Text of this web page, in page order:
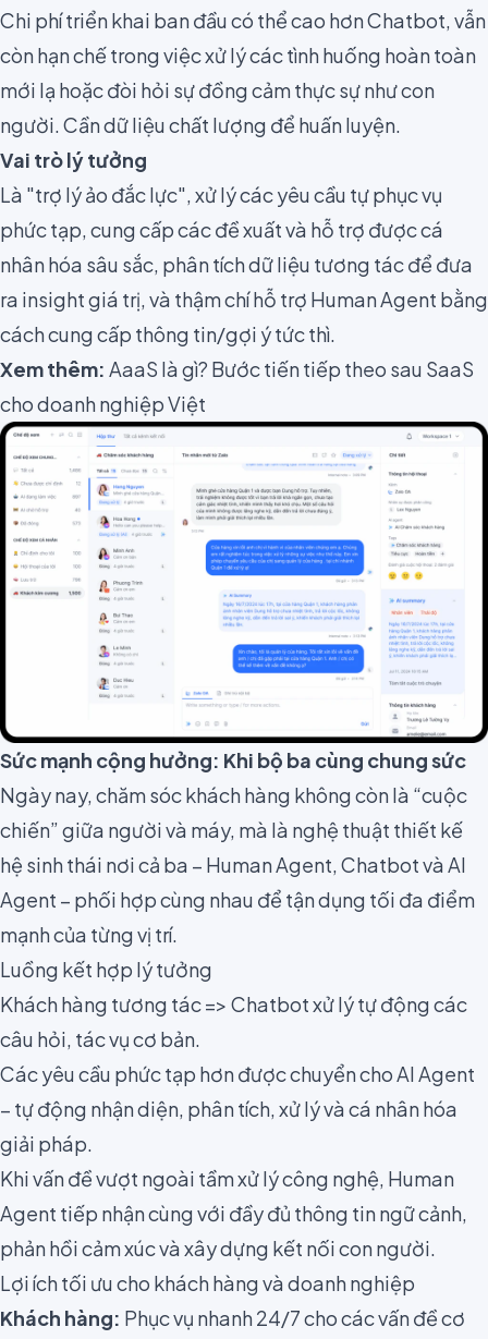
Chi phí triển khai ban đầu có thể cao hơn Chatbot, vẫn
còn hạn chế trong việc xử lý các tình huống hoàn toàn
mới lạ hoặc đòi hỏi sự đồng cảm thực sự như con
người. Cần dữ liệu chất lượng để huấn luyện.
Vai trò lý tưởng
Là "trợ lý ảo đắc lực", xử lý các yêu cầu tự phục vụ
phức tạp, cung cấp các đề xuất và hỗ trợ được cá
nhân hóa sâu sắc, phân tích dữ liệu tương tác để đưa
ra insight giá trị, và thậm chí hỗ trợ Human Agent bằng
cách cung cấp thông tin/gợi ý tức thì.
Xem thêm: AaaS là gì? Bước tiến tiếp theo sau SaaS
cho doanh nghiệp Việt
Sức mạnh cộng hưởng: Khi bộ ba cùng chung sức
Ngày nay, chăm sóc khách hàng không còn là “cuộc
chiến” giữa người và máy, mà là nghệ thuật thiết kế
hệ sinh thái nơi cả ba – Human Agent, Chatbot và AI
Agent – phối hợp cùng nhau để tận dụng tối đa điểm
mạnh của từng vị trí.
Luồng kết hợp lý tưởng
Khách hàng tương tác => Chatbot xử lý tự động các
câu hỏi, tác vụ cơ bản.
Các yêu cầu phức tạp hơn được chuyển cho AI Agent
– tự động nhận diện, phân tích, xử lý và cá nhân hóa
giải pháp.
Khi vấn đề vượt ngoài tầm xử lý công nghệ, Human
Agent tiếp nhận cùng với đầy đủ thông tin ngữ cảnh,
phản hồi cảm xúc và xây dựng kết nối con người.
Lợi ích tối ưu cho khách hàng và doanh nghiệp
Khách hàng: Phục vụ nhanh 24/7 cho các vấn đề cơ